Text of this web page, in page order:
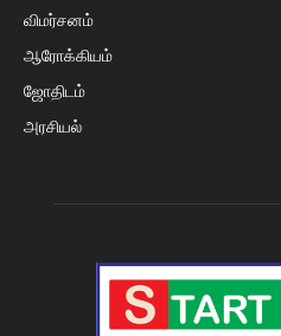
விமர்சனம்
ஆரோக்கியம்
ஜோதிடம்
அரசியல்